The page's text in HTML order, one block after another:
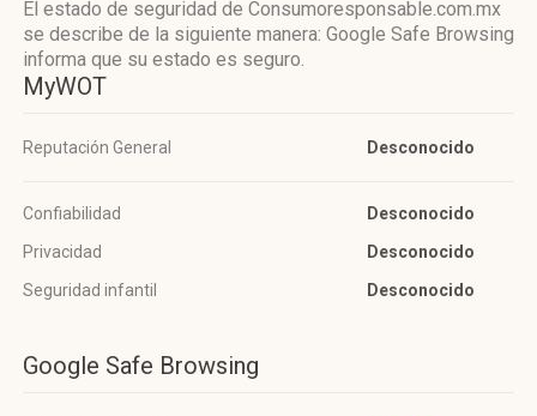
El estado de seguridad de Consumoresponsable.com.mx
se describe de la siguiente manera: Google Safe Browsing
informa que su estado es seguro.
MyWOT
Reputación General Desconocido
Confiabilidad
Desconocido
Privacidad
Desconocido
Seguridad infantil
Desconocido
Google Safe Browsing